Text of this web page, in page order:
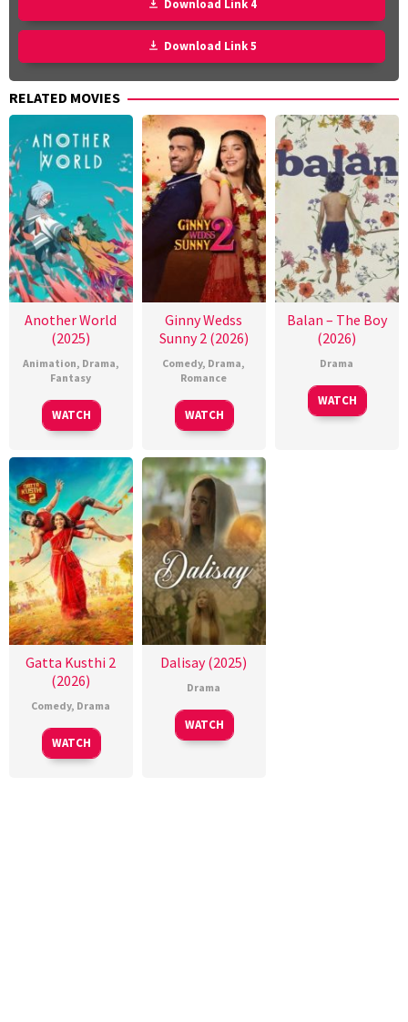
Download Link 4
Download Link 5
RELATED MOVIES
Another World
(2025)
Animation, Drama,
Fantasy
WATCH
Ginny Wedss
Sunny 2 (2026)
Comedy, Drama,
Romance
WATCH
Balan – The Boy
(2026)
Drama
WATCH
Gatta Kusthi 2
(2026)
Comedy, Drama
WATCH
Dalisay (2025)
Drama
WATCH